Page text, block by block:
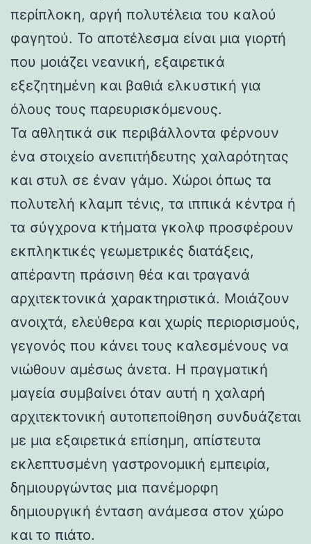
περίπλοκη, αργή πολυτέλεια του καλού
φαγητού. Το αποτέλεσμα είναι μια γιορτή
που μοιάζει νεανική, εξαιρετικά
εξεζητημένη και βαθιά ελκυστική για
όλους τους παρευρισκόμενους.
Τα αθλητικά σικ περιβάλλοντα φέρνουν
ένα στοιχείο ανεπιτήδευτης χαλαρότητας
και στυλ σε έναν γάμο. Χώροι όπως τα
πολυτελή κλαμπ τένις, τα ιππικά κέντρα ή
τα σύγχρονα κτήματα γκολφ προσφέρουν
εκπληκτικές γεωμετρικές διατάξεις,
απέραντη πράσινη θέα και τραγανά
αρχιτεκτονικά χαρακτηριστικά. Μοιάζουν
ανοιχτά, ελεύθερα και χωρίς περιορισμούς,
γεγονός που κάνει τους καλεσμένους να
νιώθουν αμέσως άνετα. Η πραγματική
μαγεία συμβαίνει όταν αυτή η χαλαρή
αρχιτεκτονική αυτοπεποίθηση συνδυάζεται
με μια εξαιρετικά επίσημη, απίστευτα
εκλεπτυσμένη γαστρονομική εμπειρία,
δημιουργώντας μια πανέμορφη
δημιουργική ένταση ανάμεσα στον χώρο
και το πιάτο.